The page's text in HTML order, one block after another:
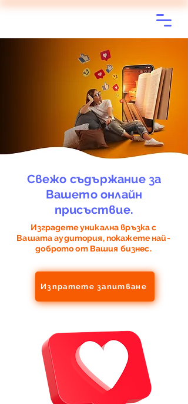
Свежо съдържание за
Вашето онлайн
присъствие.
Изградете уникална връзка с
Вашата аудитория, покажете най-
доброто от Вашия бизнес.
Изпратете запитване